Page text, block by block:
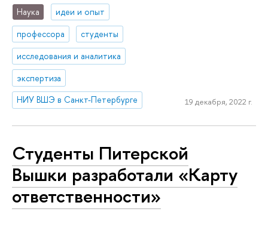
Наука
идеи и опыт
профессора
студенты
исследования и аналитика
экспертиза
НИУ ВШЭ в Санкт-Петербурге
19 декабря, 2022 г.
Студенты Питерской
Вышки разработали «Карту
ответственности»